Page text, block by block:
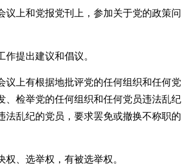
议上和党报党刊上，参加关于党的政策问
作提出建议和倡议。
议上有根据地批评党的任何组织和任何党
、检举党的任何组织和任何党员违法乱纪
法乱纪的党员，要求罢免或撤换不称职的
权、选举权，有被选举权。